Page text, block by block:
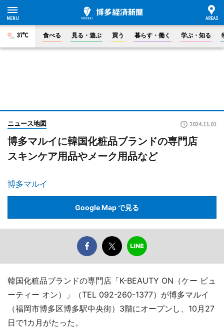
37°C 食べる 見る・遊ぶ 買う 暮らす・働く 学ぶ・知る
ニュース地図 2024.11.01
博多マルイに韓国化粧品ブランドの専門店
スキンケア用品やメーク用品など
博多マルイ
Google Map で見る
韓国化粧品ブランドの専門店「K-BEAUTY ON（ケー ビュ
ーティー オン）」（TEL 092-260-1377）が博多マルイ
（福岡市博多区博多駅中央街）3階にオープンし、10月27
日で1カ月がたった。